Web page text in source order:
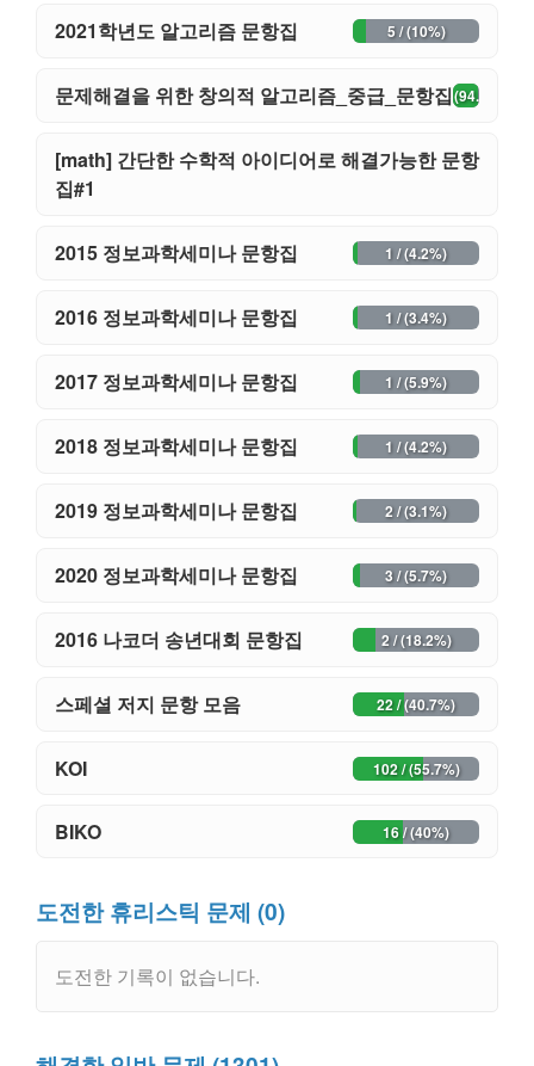
2021학년도 알고리즘 문항집 5 / (10%)
문제해결을 위한 창의적 알고리즘_중급_문항집37 / (94.9%)
[math] 간단한 수학적 아이디어로 해결가능한 문항
집#1
42 / (97.7%)
2015 정보과학세미나 문항집 1 / (4.2%)
2016 정보과학세미나 문항집 1 / (3.4%)
2017 정보과학세미나 문항집 1 / (5.9%)
2018 정보과학세미나 문항집 1 / (4.2%)
2019 정보과학세미나 문항집 2 / (3.1%)
2020 정보과학세미나 문항집 3 / (5.7%)
2016 나코더 송년대회 문항집 2 / (18.2%)
스페셜 저지 문항 모음 22 / (40.7%)
KOI 102 / (55.7%)
BIKO 16 / (40%)
도전한 휴리스틱 문제 (0)
도전한 기록이 없습니다.